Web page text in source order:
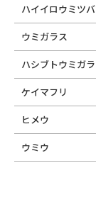
ハイイロウミツ
ウミガラス
ハシブトウミガ
ケイマフリ
ヒメウ
ウミウ